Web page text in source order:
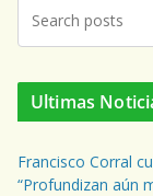
Ultimas
Francisco Corral
“Profundizan aún